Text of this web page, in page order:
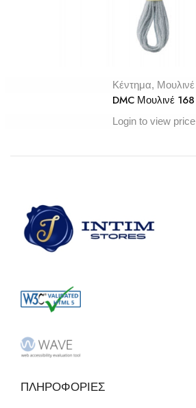
Κέντημα, Μουλινέ
DMC Μουλινέ 168
Login to view price
ΠΛΗΡΟΦΟΡΙΕΣ